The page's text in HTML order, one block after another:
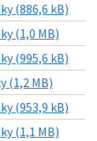
(886,6 kB)
(1,0 MB)
(995,6 kB)
(1,2 MB)
(953,9 kB)
(1,1 MB)